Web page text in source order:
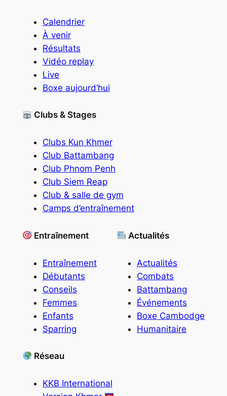
Calendrier
À venir
Résultats
Vidéo replay
Live
Boxe aujourd’hui
Clubs & Stages
Clubs Kun Khmer
Club Battambang
Club Phnom Penh
Club Siem Reap
Club & salle de gym
Camps d’entraînement
Entraînement
Entraînement
Débutants
Conseils
Femmes
Enfants
Sparring
Actualités
Actualités
Combats
Battambang
Événements
Boxe Cambodge
Humanitaire
Réseau
KKB International